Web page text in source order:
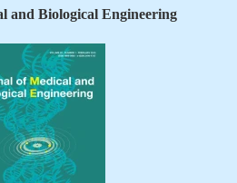
and Biological Engineering